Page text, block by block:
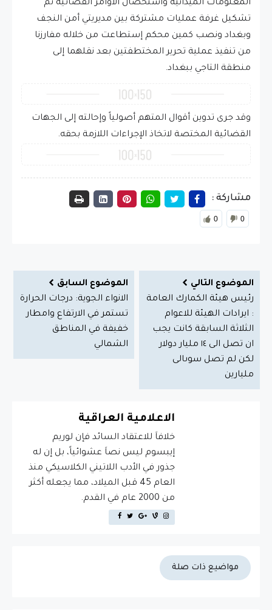
المعلومات الميدانية واستحصال الأوامر القضائية تم
تشكيل غرفة عمليات مشتركة بين مديريتي أمن النجف
وبغداد ونصب كمين محكم إستطاعت من خلاله مفارزنا
من تنفيذ عملية تحرير المختطفتين بعد نقلهما إلى
منطقة التاجي ببغداد.
وقد جرى تدوين أقوال المتهم أصولياً وإحالته إلى الجهات
القضائية المختصة لاتخاذ الإجراءات اللازمة بحقه.
مشاركة :
0 0
الموضوع التالي
رئيس هيئة الكمارك العامة
: ايرادات الهيئة للاعوام
الثلاثة السابقة كانت يجب
ان تصل الى ١٤ مليار دولار
لكن لم تصل سوىالى
مليارين
الموضوع السابق
الانواء الجوية: درجات الحرارة
تستمر في الارتفاع وامطار
خفيفة في المناطق
الشمالي
الاعلامية العراقية
خلافاَ للاعتقاد السائد فإن لوريم
إيبسوم ليس نصاَ عشوائياً، بل إن له
جذور في الأدب اللاتيني الكلاسيكي منذ
العام 45 قبل الميلاد، مما يجعله أكثر
من 2000 عام في القدم.
مواضيع ذات صلة